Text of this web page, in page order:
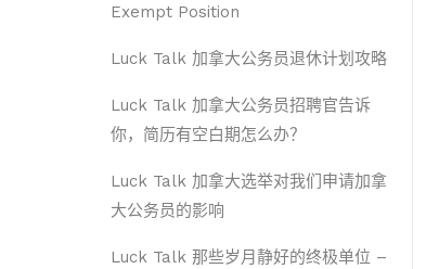
Exempt Position
Luck Talk 加拿大公务员退休计划攻略
Luck Talk 加拿大公务员招聘官告诉
你，简历有空白期怎么办？
Luck Talk 加拿大选举对我们申请加拿
大公务员的影响
Luck Talk 那些岁月静好的终极单位 –